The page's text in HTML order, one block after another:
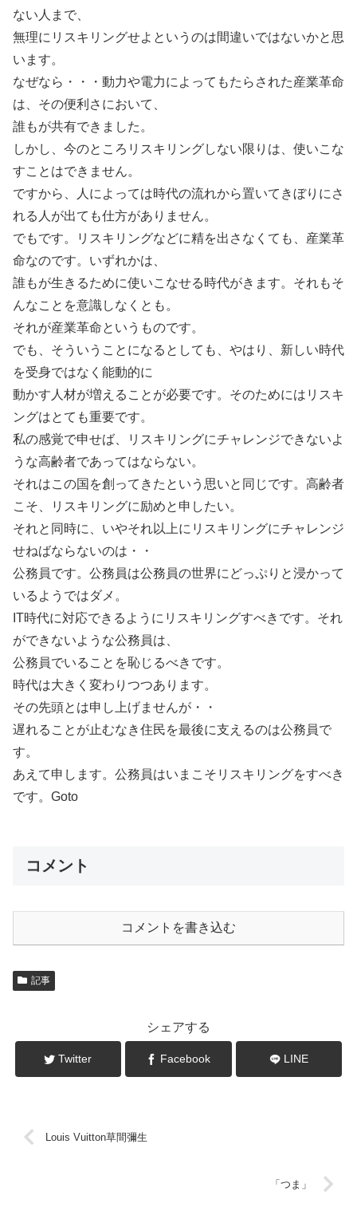
ない人まで、
無理にリスキリングせよというのは間違いではないかと思
います。
なぜなら・・・動力や電力によってもたらされた産業革命
は、その便利さにおいて、
誰もが共有できました。
しかし、今のところリスキリングしない限りは、使いこな
すことはできません。
ですから、人によっては時代の流れから置いてきぼりにさ
れる人が出ても仕方がありません。
でもです。リスキリングなどに精を出さなくても、産業革
命なのです。いずれかは、
誰もが生きるために使いこなせる時代がきます。それもそ
んなことを意識しなくとも。
それが産業革命というものです。
でも、そういうことになるとしても、やはり、新しい時代
を受身ではなく能動的に
動かす人材が増えることが必要です。そのためにはリスキ
ングはとても重要です。
私の感覚で申せば、リスキリングにチャレンジできないよ
うな高齢者であってはならない。
それはこの国を創ってきたという思いと同じです。高齢者
こそ、リスキリングに励めと申したい。
それと同時に、いやそれ以上にリスキリングにチャレンジ
せねばならないのは・・
公務員です。公務員は公務員の世界にどっぷりと浸かって
いるようではダメ。
IT時代に対応できるようにリスキリングすべきです。それ
ができないような公務員は、
公務員でいることを恥じるべきです。
時代は大きく変わりつつあります。
その先頭とは申し上げませんが・・
遅れることが止むなき住民を最後に支えるのは公務員で
す。
あえて申します。公務員はいまこそリスキリングをすべき
です。Goto
コメント
コメントを書き込む
記事
シェアする
Twitter Facebook LINE
Louis Vuitton草間彌生
「つま」